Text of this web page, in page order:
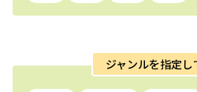
ジャンルを指定し